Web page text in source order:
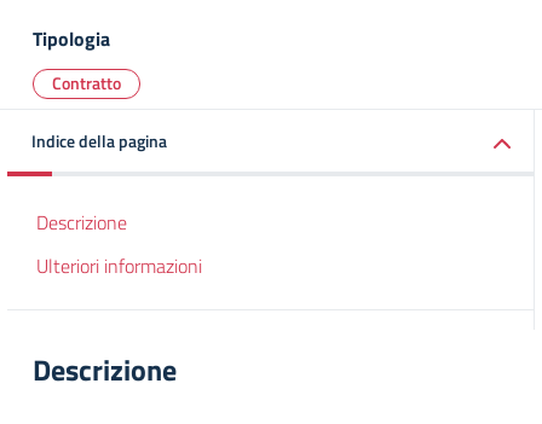
Tipologia
Contratto
Indice della pagina
Descrizione
Ulteriori informazioni
Descrizione